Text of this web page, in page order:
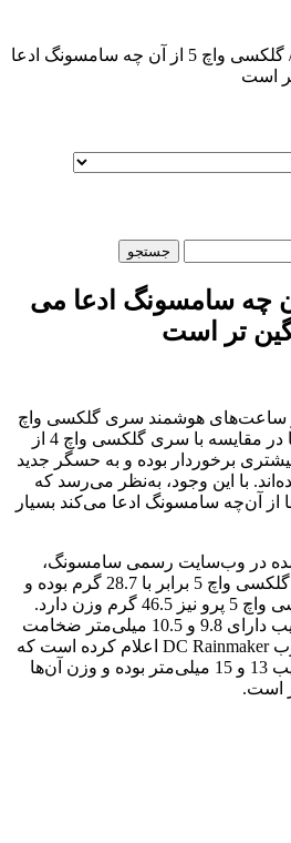
/ گلکسی واچ 5 از آن چه سامسونگ ادعا
است
واچ 5 از آن چه سامسونگ ادعا می
تر است
ساعت‌های هوشمند سری گلکسی واچ
5 رونمایی کرد. این ساعت‌ها در مقایسه با سری گلکسی واچ 4 از
برخوردار بوده و به حسگر جدید
با این وجود، به‌نظر می‌رسد که
آن‌چه سامسونگ ادعا می‌کند بسیار
در وب‌سایت رسمی سامسونگ،
وزن نسخه‌ی 40 میلی‌متری گلکسی واچ 5 برابر با 28.7 گرم بوده و
نسخه‌ی 45 میلی‌متری گلکسی واچ 5 پرو نیز 46.5 گرم وزن دارد.
همچنین این دو ساعت به‌ترتیب دارای 9.8 و 10.5 میلی‌متر ضخامت
می‌باشند اما حالا کانال یوتیوب DC Rainmaker اعلام کرده است که
ضخامت این ساعت‌ها به‌ترتیب 13 و 15 میلی‌متر بوده و وزن آن‌ها
است.